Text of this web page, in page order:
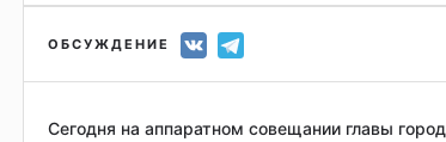
ОБСУЖДЕНИЕ
Сегодня на аппаратном совещании главы